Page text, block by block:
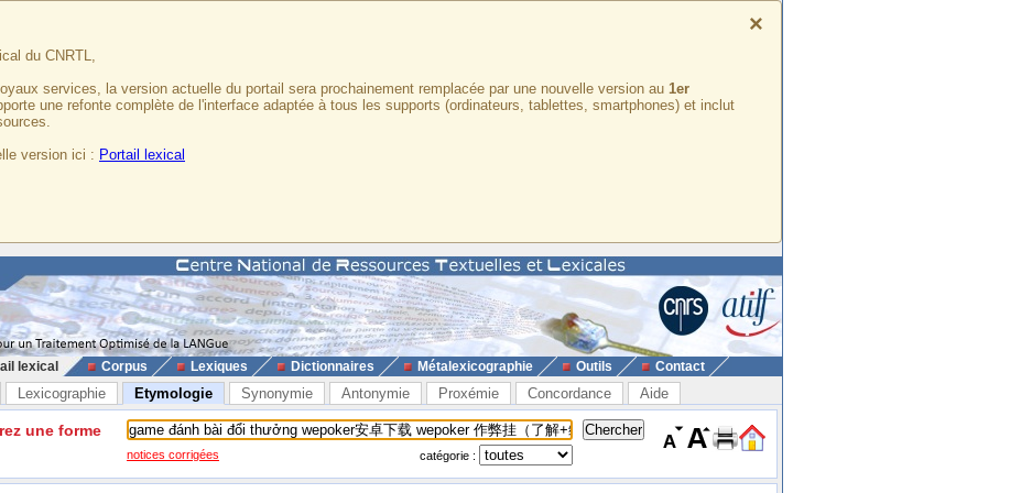
×
du CNRTL,
services, la version actuelle du portail sera prochainement remplacée par une nouvelle version au 1er
une refonte complète de l'interface adaptée à tous les supports (ordinateurs, tablettes, smartphones) et inclut
version ici : Portail lexical
lexical Corpus Lexiques Dictionnaires Métalexicographie Outils Contact
Lexicographie Etymologie Synonymie Antonymie Proxémie Concordance Aide
une forme
notices corrigées catégorie :